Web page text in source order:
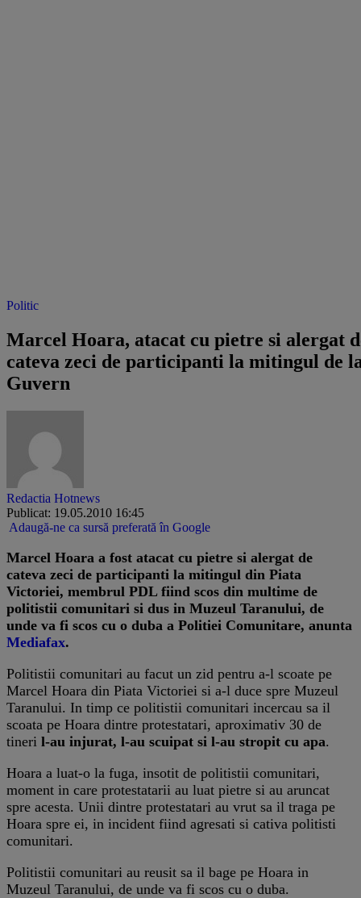
Politic
Marcel Hoara, atacat cu pietre si alergat
cateva zeci de participanti la mitingul de
Guvern
Redactia Hotnews
Publicat: 19.05.2010 16:45
Adaugă-ne ca sursă preferată în Google
Marcel Hoara a fost atacat cu pietre si alergat de
cateva zeci de participanti la mitingul din Piata
Victoriei, membrul PDL fiind scos din multime de
politistii comunitari si dus in Muzeul Taranului, de
unde va fi scos cu o duba a Politiei Comunitare, anunta
Mediafax.
Politistii comunitari au facut un zid pentru a-l scoate pe
Marcel Hoara din Piata Victoriei si a-l duce spre Muzeul
Taranului. In timp ce politistii comunitari incercau sa il
scoata pe Hoara dintre protestatari, aproximativ 30 de
tineri l-au injurat, l-au scuipat si l-au stropit cu apa.
Hoara a luat-o la fuga, insotit de politistii comunitari,
moment in care protestatarii au luat pietre si au aruncat
spre acesta. Unii dintre protestatari au vrut sa il traga pe
Hoara spre ei, in incident fiind agresati si cativa politisti
comunitari.
Politistii comunitari au reusit sa il bage pe Hoara in
Muzeul Taranului, de unde va fi scos cu o duba.